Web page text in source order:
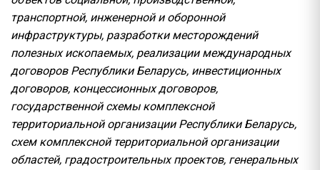
транспортной, инженерной и оборонной
инфраструктуры, разработки месторождений
полезных ископаемых, реализации международных
договоров Республики Беларусь, инвестиционных
договоров, концессионных договоров,
государственной схемы комплексной
территориальной организации Республики Беларусь,
схем комплексной территориальной организации
областей, градостроительных проектов, генеральных